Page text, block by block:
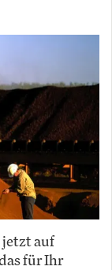
auf
für Ihr